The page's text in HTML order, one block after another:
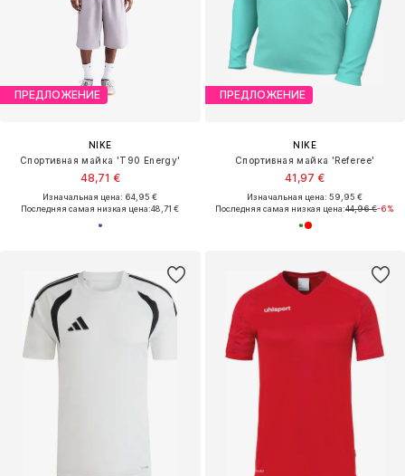
ПРЕДЛОЖЕНИЕ
NIKE
Спортивная майка 'T90 Energy'
48,71 €
Изначальная цена: 64,95 €
Последняя самая низкая цена:48,71 €
ПРЕДЛОЖЕНИЕ
NIKE
Спортивная майка 'Referee'
41,97 €
Изначальная цена: 59,95 €
Последняя самая низкая цена:44,96 €-6%